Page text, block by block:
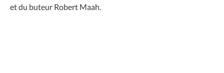
et du buteur Robert Maah.